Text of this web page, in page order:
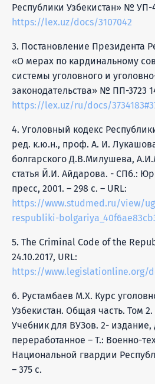
Республики Узбекистан» № УП-
https://lex.uz/docs/3107042
3. Постановление Президента
«О мерах по кардинальному
системы уголовного и
законодательства» № ПП-3723
https://lex.uz/ru/docs/
4. Уголовный кодекс
ред. к.ю.н., проф. А. И.
болгарского Д.В.Милушева,
статья Й.И. Айдарова. - СПб.:
пресс, 2001. – 298 с. – URL:
https://www.studmed.ru/view/
respubliki-
5. The Criminal Code of the
24.10.2017, URL:
https://www.legislationline.org/download/id/8395/file/
6. Рустамбаев М.Х. Курс
Узбекистан. Общая часть. Том
Учебник для ВУЗов. 2- издание,
переработанное – Т.: Военно-
Национальной гвардии
– 375 с.